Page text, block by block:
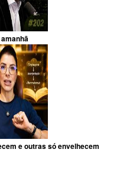
e outras só envelhecem